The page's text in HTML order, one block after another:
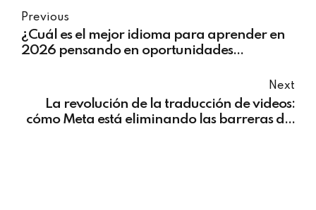
Previous
¿Cuál es el mejor idioma para aprender en
2026 pensando en oportunidades
Next
La revolución de la traducción de videos:
cómo Meta está eliminando las barreras del